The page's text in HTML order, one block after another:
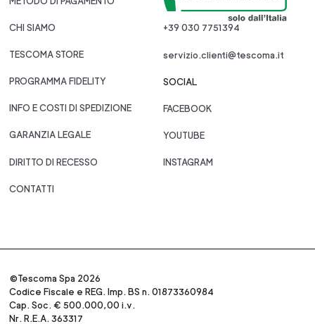
CHI SIAMO
TESCOMA STORE
PROGRAMMA FIDELITY
INFO E COSTI DI SPEDIZIONE
GARANZIA LEGALE
DIRITTO DI RECESSO
CONTATTI
+39 030 7751394
servizio.clienti@tescoma.it
SOCIAL
FACEBOOK
YOUTUBE
INSTAGRAM
©Tescoma Spa 2026
Codice Fiscale e REG. Imp. BS n. 01873360984
Cap. Soc. € 500.000,00 i.v.
Nr. R.E.A. 363317